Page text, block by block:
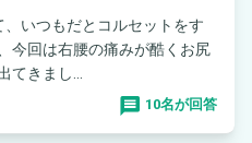
いつもだとコルセットをす
今回は右腰の痛みが酷くお尻
きまし...
10名が回答